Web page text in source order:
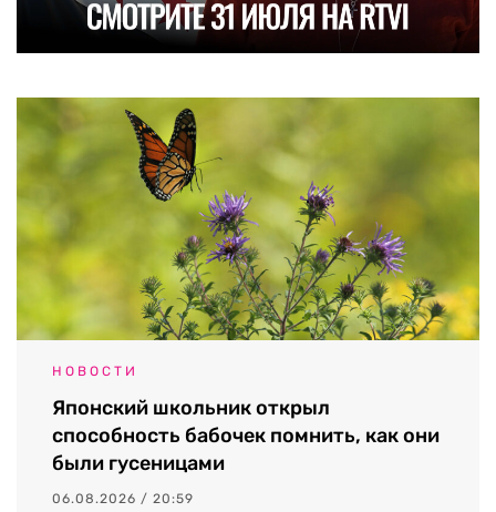
НОВОСТИ
Японский школьник открыл
способность бабочек помнить, как они
были гусеницами
06.08.2026 / 20:59